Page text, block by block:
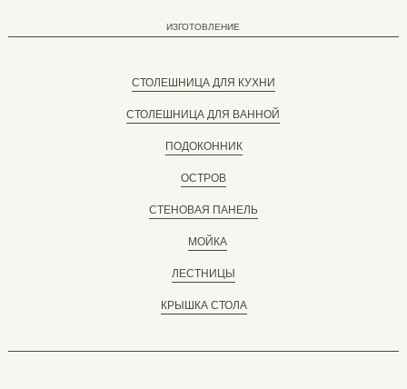
СТОЛЕШНИЦА ДЛЯ КУХНИ
ИЗГОТОВЛЕНИЕ
СТОЛЕШНИЦА ДЛЯ ВАННОЙ
ПОДОКОННИК
СТЕНОВАЯ ПАНЕЛЬ
МОЙКА
ЛЕСТНИЦЫ
КРЫШКА СТОЛА
ОСТРОВ